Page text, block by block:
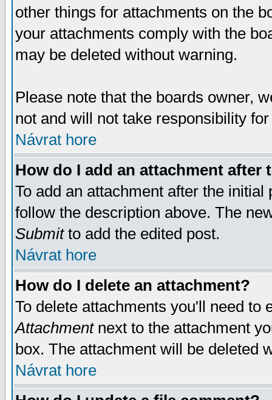
other things for attachments on the
your attachments comply with the
may be deleted without warning.
Please note that the boards owner,
not and will not take responsibility
Návrat hore
How do I add an attachment after
To add an attachment after the
follow the description above. The
Submitto add the edited post.
Návrat hore
How do I delete an attachment?
To delete attachments you'll need
Attachmentnext to the attachment
box. The attachment will be deleted
Návrat hore